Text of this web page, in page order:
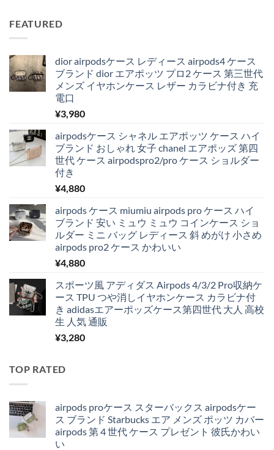
FEATURED
dior airpodsケース レディース airpods4 ケース
ブランド dior エアポッツ プロ2 ケース 第三世代
メンズ イヤホンケース レザー カラビナ付き 充
電口
¥3,980
airpodsケース シャネル エアポッツ ケース ハイ
ブランド おしゃれ 女子 chanel エアポッズ 第四
世代 ケース airpodspro2/pro ケース ショルダー
付き
¥4,880
airpods ケース miumiu airpods pro ケース ハイ
ブランド 安い ミュウ ミュウ コインケース ショ
ルダー ミニ バッグ レディース 斜 めがけ 小さめ
airpods pro2 ケース かわいい
¥4,880
スポーツ風 アディダス Airpods 4/3/2 Pro収納ケ
ース TPU つや消しイヤホンケース カラビナ付
き adidasエアーポッズケース第四世代 大人 高校
生 人気 通販
¥3,280
TOP RATED
airpods proケース スターバックス airpodsケー
ス ブランド Starbucks エア メンズ ポッツ カバー
airpods 第 4 世代 ケース プレゼント 彼氏かわい
い